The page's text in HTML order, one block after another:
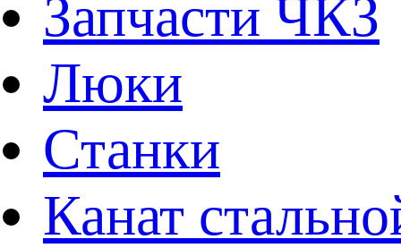
Запчасти ЧКЗ
Люки
Станки
Канат